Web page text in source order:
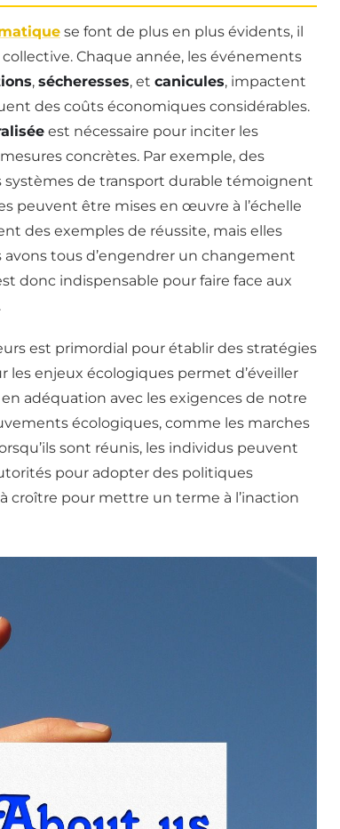
se font de plus en plus évidents, il
Chaque année, les événements
, sécheresses, et canicules, impactent
des coûts économiques considérables.
est nécessaire pour inciter les
concrètes. Par exemple, des
systèmes de transport durable témoignent
peuvent être mises en œuvre à l’échelle
des exemples de réussite, mais elles
tous d’engendrer un changement
donc indispensable pour faire face aux
est primordial pour établir des stratégies
les enjeux écologiques permet d’éveiller
adéquation avec les exigences de notre
écologiques, comme les marches
sont réunis, les individus peuvent
pour adopter des politiques
croître pour mettre un terme à l’inaction